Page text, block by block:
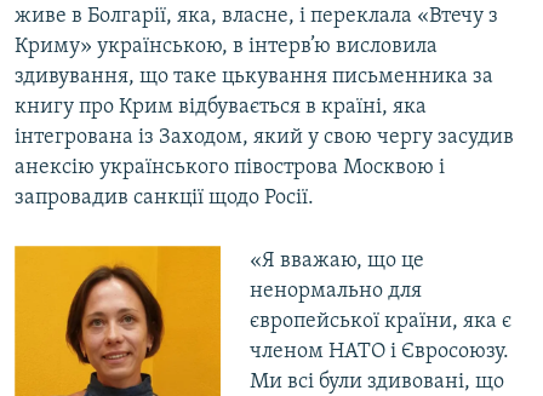
живе в Болгарії, яка, власне, і переклала «Втечу з
Криму» українською, в інтерв’ю висловила
здивування, що таке цькування письменника за
книгу про Крим відбувається в країні, яка
інтегрована із Заходом, який у свою чергу засудив
анексію українського півострова Москвою і
запровадив санкції щодо Росії.
«Я вважаю, що це
ненормально для
європейської країни, яка є
членом НАТО і Євросоюзу.
Ми всі були здивовані, що